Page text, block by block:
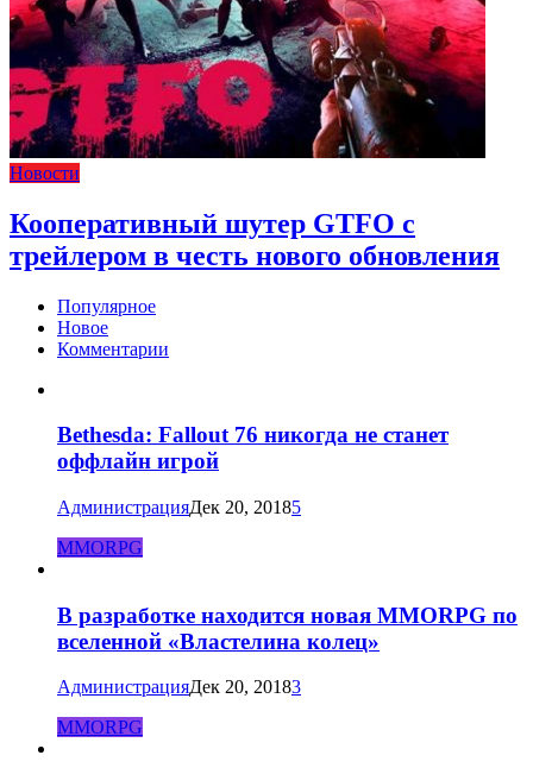
Новости
Кооперативный шутер GTFO с
трейлером в честь нового обновления
Популярное
Новое
Комментарии
Bethesda: Fallout 76 никогда не станет
оффлайн игрой
АдминистрацияДек 20, 20185
MMORPG
В разработке находится новая MMORPG по
вселенной «Властелина колец»
АдминистрацияДек 20, 20183
MMORPG